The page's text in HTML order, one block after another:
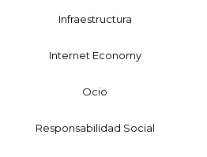
Infraestructura
Internet Economy
Ocio
Responsabilidad Social